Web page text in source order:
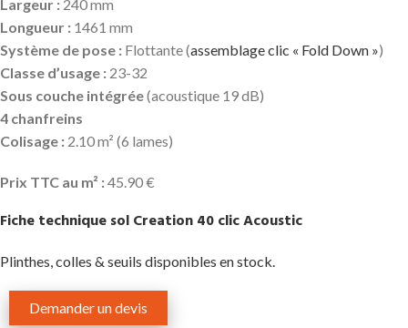
Largeur : 240 mm
Longueur : 1461 mm
Système de pose : Flottante (assemblage clic « Fold Down »)
Classe d’usage : 23-32
Sous couche intégrée(acoustique 19 dB)
4 chanfreins
Colisage : 2.10 m² (6 lames)
Prix TTC au m² :45.90 €
Fiche technique sol Creation 40 clic Acoustic
Plinthes, colles & seuils disponibles en stock.
Demander un devis